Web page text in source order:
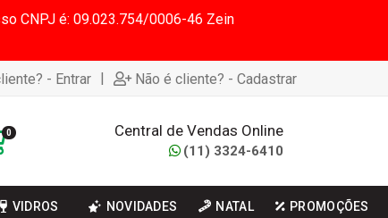
CNPJ é: 09.023.754/0006-46 Zein
- Entrar | Não é cliente? - Cadastrar
0 Central de Vendas Online
(11) 3324-6410
VIDROS NOVIDADES NATAL PROMOÇÕES